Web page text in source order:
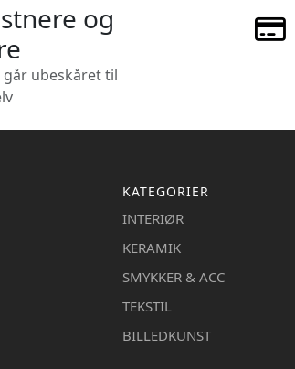
og
ubeskåret til
KATEGORIER
INTERIØR
KERAMIK
SMYKKER & ACC
TEKSTIL
BILLEDKUNST